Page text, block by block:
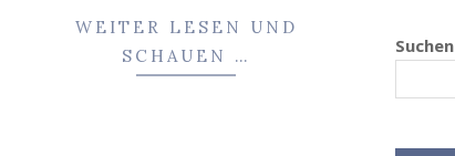
WEITER LESEN UND
SCHAUEN …
Die Katz imSuchen